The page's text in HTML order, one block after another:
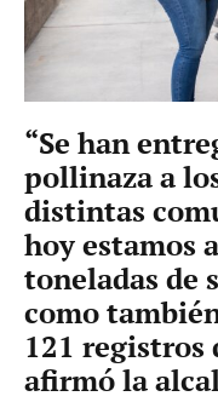
“Se han
pollinaza a
distintas
hoy estamos
toneladas de
como
121 registros
afirmó la